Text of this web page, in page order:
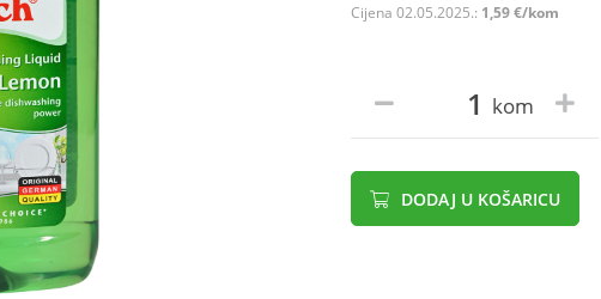
Cijena 02.05.2025.: 1,59 €/kom
kom
DODAJ U KOŠARICU